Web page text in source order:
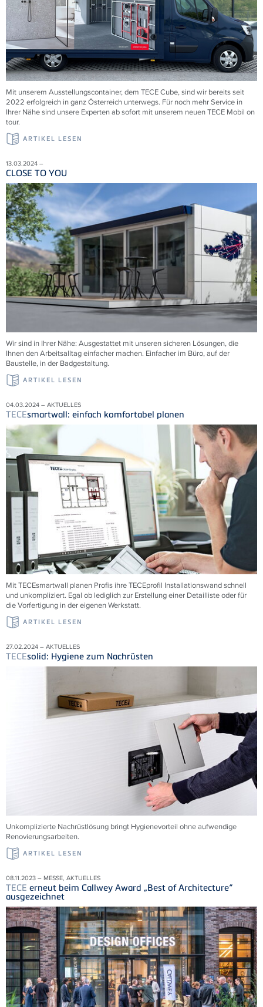
Mit unserem Ausstellungscontainer, dem TECECube, sind wir bereits seit
2022 erfolgreich in ganz Österreich unterwegs. Für noch mehr Service in
Ihrer Nähe sind unsere Experten ab sofort mit unserem neuenTECE Mobil on
tour.
ARTIKEL LESEN
13.03.2024 –
CLOSE TO YOU
Wir sind in Ihrer Nähe: Ausgestattet mit unseren sicheren Lösungen, die
Ihnen den Arbeitsalltag einfacher machen. Einfacher im Büro, auf der
Baustelle, in der Badgestaltung.
ARTIKEL LESEN
04.03.2024 – AKTUELLES
TECEsmartwall: einfach komfortabel planen
MitTECEsmartwall planen Profis ihreTECEprofil Installationswand schnell
und unkompliziert. Egal ob lediglich zur Erstellung einer Detailliste oder für
die Vorfertigung in der eigenen Werkstatt.
ARTIKEL LESEN
27.02.2024 – AKTUELLES
TECEsolid: Hygiene zum Nachrüsten
Unkomplizierte Nachrüstlösung bringt Hygienevorteil ohne aufwendige
Renovierungsarbeiten.
ARTIKEL LESEN
08.11.2023 – MESSE, AKTUELLES
TECE erneut beim Callwey Award „Best of Architecture“
ausgezeichnet